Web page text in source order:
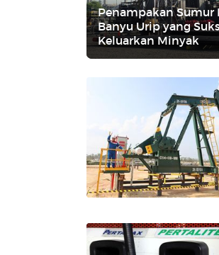
Penampakan Sumur
Banyu Urip yang
Keluarkan Minyak